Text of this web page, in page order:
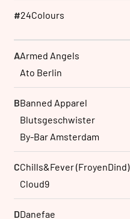
#24Colours
AArmed Angels
Ato Berlin
BBanned Apparel
Blutsgeschwister
By-Bar Amsterdam
CChills&Fever (FroyenDind)
Cloud9
DDanefae